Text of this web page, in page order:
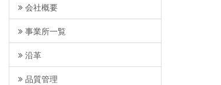
会社概要
事業所一覧
沿革
品質管理